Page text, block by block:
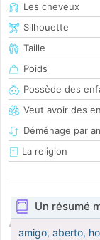
Les cheveux
Silhouette
Taille
Poids
Possède des
Veut avoir des
Déménage par
La religion
Un résumé
amigo, aberto,